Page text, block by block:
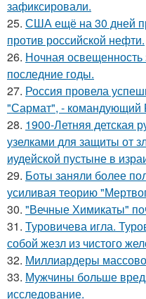
зафиксировали.
25. США ещё на 30 дней
против российской нефти.
26. Ночная
последние годы.
27. Россия провела
"Сармат", - командующий
28. 1900-Летняя детская
узелками для защиты от
иудейской пустыне в
29. Боты заняли более
усиливая теорию
30. "Вечные Химикаты"
31. Туровичева игла.
собой жезл из чистого
32. Миллиардеры
33. Мужчины больше
исследование.